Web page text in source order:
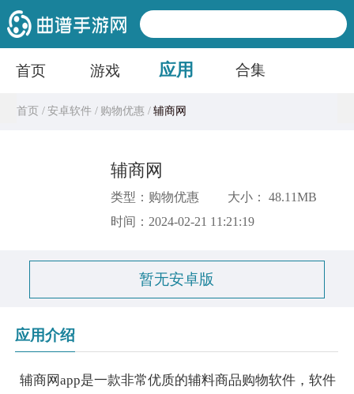
首页 游戏 应用 合集
首页 /安卓软件 / 购物优惠 /辅商网
辅商网
类型：购物优惠
大小： 48.11MB
时间：2024-02-21 11:21:19
暂无安卓版
应用介绍
辅商网app是一款非常优质的辅料商品购物软件，软件